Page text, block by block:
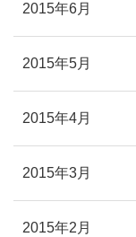
2015年6月
2015年5月
2015年4月
2015年3月
2015年2月